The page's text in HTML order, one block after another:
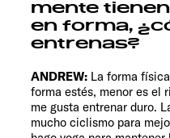
mente
en forma,
entrenas?
ANDREW: La forma
forma estés, menor es el
me gusta entrenar duro.
mucho ciclismo para